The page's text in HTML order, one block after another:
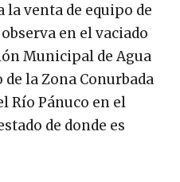
la venta de equipo de
en el vaciado
Municipal de Agua
la Zona Conurbada
Río Pánuco en el
de donde es